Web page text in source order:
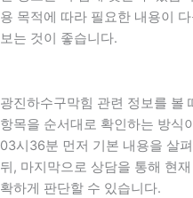
용 목적에 따라 필요한 내용이
보는 것이 좋습니다.
광진하수구막힘 관련 정보를 볼
항목을 순서대로 확인하는 방식
03시36분 먼저 기본 내용을 살
뒤, 마지막으로 상담을 통해 현
확하게 판단할 수 있습니다.